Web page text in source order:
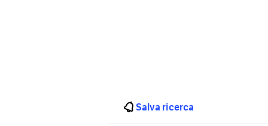
Salva ricerca